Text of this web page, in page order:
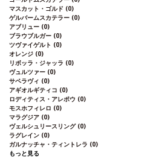
マスカット・ゴルド (0)
ゲルバームスカテラー (0)
アブリュー (0)
ブラウブルガー (0)
ツヴァイゲルト (0)
オレンジ (0)
リボッラ・ジャッラ (0)
ヴュルツァー (0)
サペラヴィ (0)
アギオルギティコ (0)
ロディティス・アレポウ (0)
モスホフィレロ (0)
マラグジア (0)
ヴェルシュリースリング (0)
ラグレイン (0)
ガルナッチャ・ティントレラ (0)
もっと見る